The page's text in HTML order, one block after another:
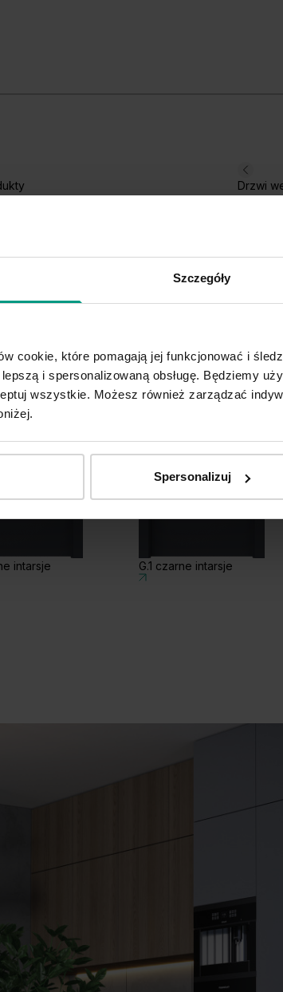
Szczegóły
cookie, które pomagają jej funkcjonować i
i spersonalizowaną obsługę. Będziemy
wszystkie. Możesz również zarządzać
Spersonalizuj
Drzwi
intarsje G.1 czarne intarsje